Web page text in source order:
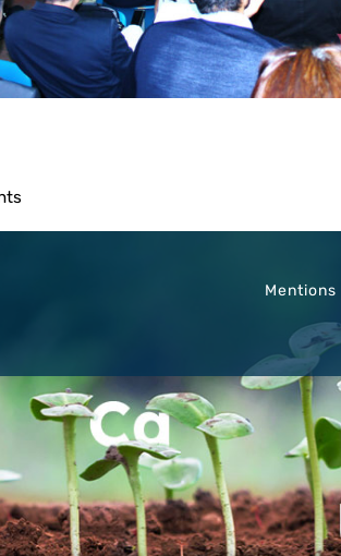
Mentions